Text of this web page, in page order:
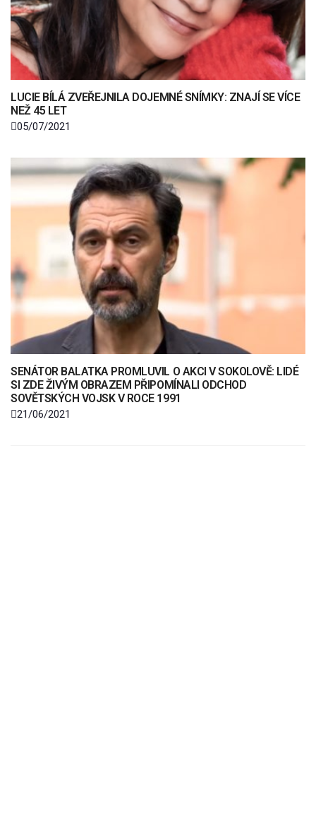
LUCIE BÍLÁ ZVEŘEJNILA DOJEMNÉ SNÍMKY: ZNAJÍ SE VÍCE
NEŽ 45 LET
05/07/2021
SENÁTOR BALATKA PROMLUVIL O AKCI V SOKOLOVĚ: LIDÉ
SI ZDE ŽIVÝM OBRAZEM PŘIPOMÍNALI ODCHOD
SOVĚTSKÝCH VOJSK V ROCE 1991
21/06/2021